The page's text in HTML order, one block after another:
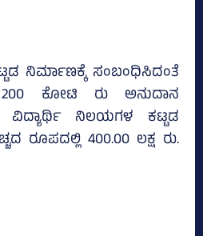
ನಿರ್ಮಾಣಕ್ಕೆ ಸಂಬಂಧಿಸಿದಂತೆ
200 ಕೋಟಿ ರು ಅನುದಾನ
ನಿಲಯಗಳ ಕಟ್ಟಡ
ರೂಪದಲ್ಲಿ 400.00 ಲಕ್ಷ ರು.